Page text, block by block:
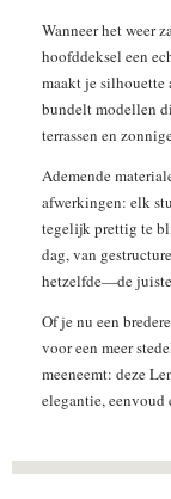
Wanneer het weer
hoofddeksel een
maakt je silhouette
bundelt modellen
terrassen en
Ademende
afwerkingen: elk
tegelijk prettig te
dag, van
hetzelfde—de
Of je nu een
voor een meer
meeneemt: deze
elegantie, eenvoud